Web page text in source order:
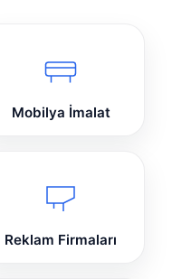
Mobilya İmalat
Reklam Firmaları